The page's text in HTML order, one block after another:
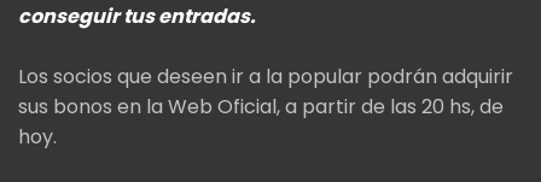
conseguir tus entradas.
Los socios que deseen ir a la popular podrán adquirir
sus bonos en la Web Oficial, a partir de las 20 hs, de
hoy.